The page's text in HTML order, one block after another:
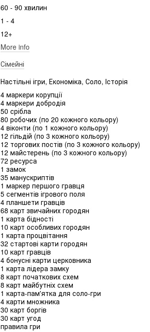
60 - 90 хвилин
1 - 4
12+
More info
Сімейні
Настільні ігри, Економіка, Соло, Історія
4 маркери корупції
4 маркери добродія
50 срібла
80 робочих (по 20 кожного кольору)
4 віконти (по 1 кожного кольору)
12 гільдій (по 3 кожного кольору)
12 торгових постів (по 3 кожного кольору)
12 майстерень (по 3 кожного кольору)
72 ресурса
1 замок
35 манускриптів
1 маркер першого гравця
5 сегментів ігрового поля
4 планшети гравців
68 карт звичайних городян
1 карта бідності
10 карт особливих городян
1 карта процвітання
32 стартові карти городян
10 карт гравців
4 бонусні карти церковника
1 карта лідера замку
8 карт початкових схем
8 карт майбутніх схем
1 карта-пам'ятка для соло-гри
4 карти множника
30 карт боргів
30 карт угод
правила гри